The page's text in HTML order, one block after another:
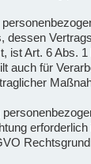
dessen
ist Art. 6 Abs.
auch für